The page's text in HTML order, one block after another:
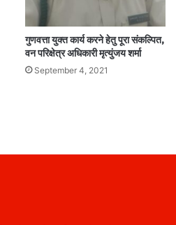
गुणवत्ता युक्त कार्य करने हेतु पूरा संकल्पित,
वन परिक्षेत्र अधिकारी मृत्युंजय शर्मा
September 4, 2021